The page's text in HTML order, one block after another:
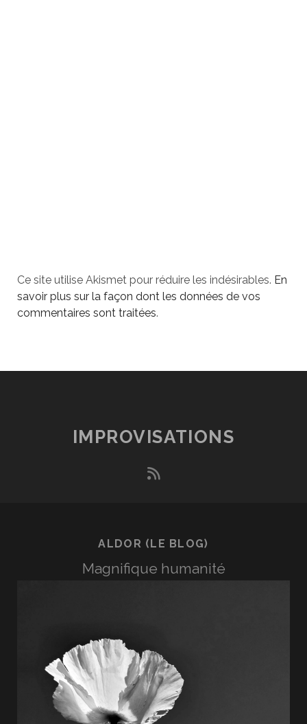
Ce site utilise Akismet pour réduire les indésirables. En
savoir plus sur la façon dont les données de vos
commentaires sont traitées.
IMPROVISATIONS
rss
ALDOR (LE BLOG)
Magnifique humanité